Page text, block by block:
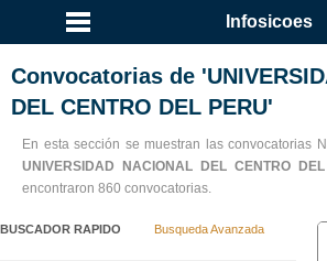
Infosicoes
Convocatorias de
DEL CENTRO DEL PERU'
En esta sección se muestran las convocatorias
UNIVERSIDAD NACIONAL DEL CENTRO
encontraron 860 convocatorias.
BUSCADOR RAPIDO Busqueda Avanzada